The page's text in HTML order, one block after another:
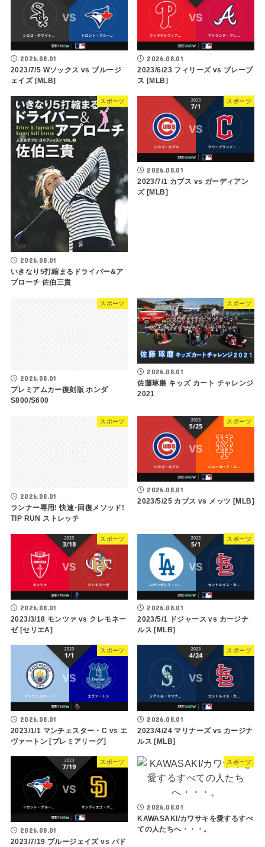
2026.08.01
2023/7/5 Wソックス vs ブルージ
ェイズ [MLB]
2026.08.01
2023/6/23 フィリーズ vs ブレーブ
ス [MLB]
スポーツ
2026.08.01
いきなり5打縮まるドライバー&ア
プローチ 佐伯三貴
スポーツ
2026.08.01
2023/7/1 カブス vs ガーディアン
ズ [MLB]
スポーツ
2026.08.01
プレミアムカー復刻版 ホンダ
S800/S600
スポーツ
2026.08.01
佐藤琢磨 キッズ カート チャレンジ
2021
スポーツ
2026.08.01
ランナー専用! 快速･回復メソッド!
TIP RUN ストレッチ
スポーツ
2026.08.01
2023/5/25 カブス vs メッツ [MLB]
スポーツ
2026.08.01
2023/3/18 モンツァ vs クレモネー
ゼ [セリエA]
スポーツ
2026.08.01
2023/5/1 ドジャース vs カージナ
ルス [MLB]
スポーツ
2026.08.01
2023/1/1 マンチェスター・C vs エ
ヴァートン [プレミアリーグ]
スポーツ
2026.08.01
2023/4/24 マリナーズ vs カージナ
ルス [MLB]
スポーツ
2026.08.01
2023/7/19 ブルージェイズ vs パド
スポーツ
2026.08.01
KAWASAKI/カワサキを愛するすべ
ての人たちへ・・・。